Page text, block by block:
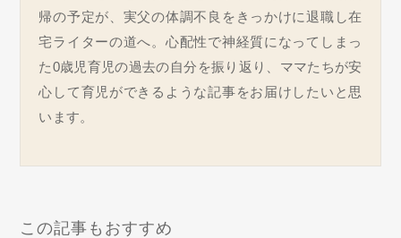
帰の予定が、実父の体調不良をきっかけに退職し在
宅ライターの道へ。心配性で神経質になってしまっ
た0歳児育児の過去の自分を振り返り、ママたちが安
心して育児ができるような記事をお届けしたいと思
います。
この記事もおすすめ